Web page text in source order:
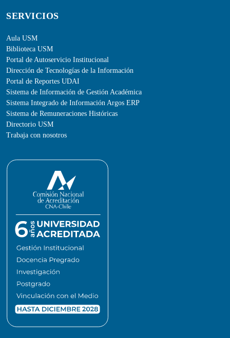
SERVICIOS
Aula USM
Biblioteca USM
Portal de Autoservicio Institucional
Dirección de Tecnologías de la Información
Portal de Reportes UDAI
Sistema de Información de Gestión Académica
Sistema Integrado de Información Argos ERP
Sistema de Remuneraciones Históricas
Directorio USM
Trabaja con nosotros